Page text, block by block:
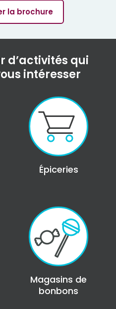
la brochure
d’activités qui
intéresser
Épiceries
Magasins de
bonbons